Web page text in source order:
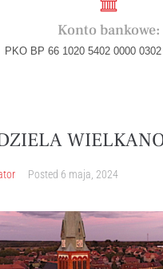
Konto bankowe:
PKO BP 66 1020 5402 0000
Posted 6 maja, 2024